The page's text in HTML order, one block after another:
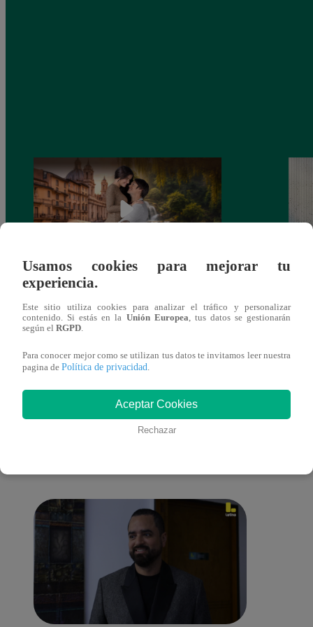
Latina estrenará el 28 de abril “Mi vida
eres tú”: una historia de cartas y amor que
lo cambiará todo
También te puede
Usamos cookies para mejorar tu
experiencia.
Este sitio utiliza cookies para analizar el tráfico y personalizar
contenido. Si estás en la Unión Europea , tus datos se gestionarán
según el RGPD
Para conocer mejor como se utilizan tus datos te invitamos leer nuestra
pagina de Política de privacidad
Aceptar Cookies
Rechazar